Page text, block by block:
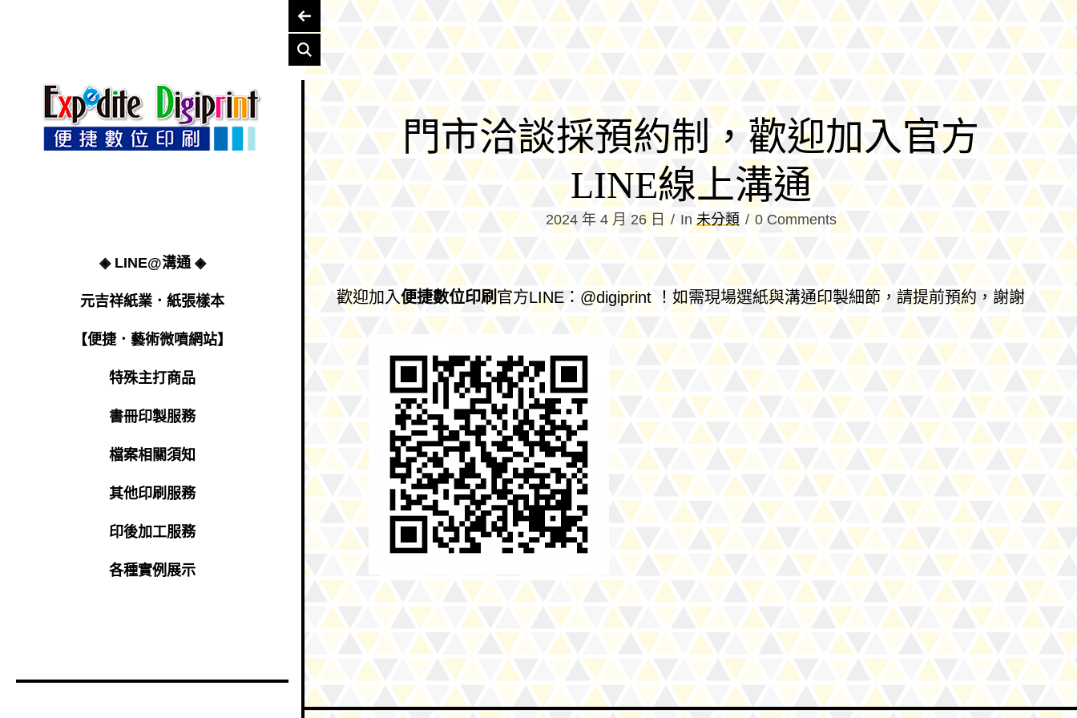
◈ LINE@溝通 ◈
元吉祥紙業．紙張樣本
【便捷．藝術微噴網站】
特殊主打商品
書冊印製服務
檔案相關須知
其他印刷服務
印後加工服務
各種實例展示
門市洽談採預約制，歡迎加入官方
LINE線上溝通
2024 年 4 月 26 日 In未分類 0 Comments
歡迎加入便捷數位印刷官方LINE：@digiprint ！如需現場選紙與溝通印製細節，請提前預約，謝謝